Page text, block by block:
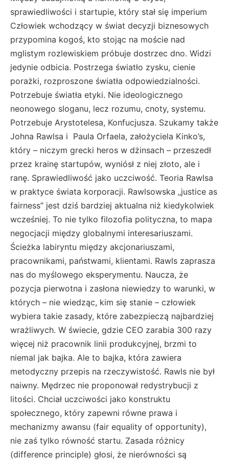
sprawiedliwości i startupie, który stał się imperium
Człowiek wchodzący w świat decyzji biznesowych
przypomina kogoś, kto stojąc na moście nad
mglistym rozlewiskiem próbuje dostrzec dno. Widzi
jedynie odbicia. Postrzega światło zysku, cienie
porażki, rozproszone światła odpowiedzialności.
Potrzebuje światła etyki. Nie ideologicznego
neonowego sloganu, lecz rozumu, cnoty, systemu.
Potrzebuje Arystotelesa, Konfucjusza. Szukamy także
Johna Rawlsa i Paula Orfaela, założyciela Kinko’s,
który – niczym grecki heros w dżinsach – przeszedł
przez krainę startupów, wyniósł z niej złoto, ale i
ranę. Sprawiedliwość jako uczciwość. Teoria Rawlsa
w praktyce świata korporacji. Rawlsowska „justice as
fairness” jest dziś bardziej aktualna niż kiedykolwiek
wcześniej. To nie tylko filozofia polityczna, to mapa
negocjacji między globalnymi interesariuszami.
Ścieżka labiryntu między akcjonariuszami,
pracownikami, państwami, klientami. Rawls zaprasza
nas do myślowego eksperymentu. Naucza, że
pozycja pierwotna i zasłona niewiedzy to warunki, w
których – nie wiedząc, kim się stanie – człowiek
wybiera takie zasady, które zabezpieczą najbardziej
wrażliwych. W świecie, gdzie CEO zarabia 300 razy
więcej niż pracownik linii produkcyjnej, brzmi to
niemal jak bajka. Ale to bajka, która zawiera
metodyczny przepis na rzeczywistość. Rawls nie był
naiwny. Mędrzec nie proponował redystrybucji z
litości. Chciał uczciwości jako konstruktu
społecznego, który zapewni równe prawa i
mechanizmy awansu (fair equality of opportunity),
nie zaś tylko równość startu. Zasada różnicy
(difference principle) głosi, że nierówności są